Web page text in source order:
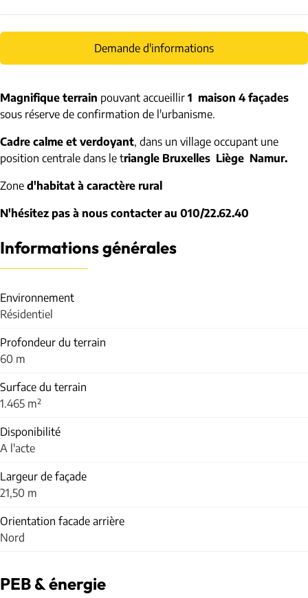
Demande d'informations
Magnifique terrain pouvant accueillir 1 maison 4 façades
sous réserve de confirmation de l'urbanisme.
Cadre calme et verdoyant, dans un village occupant une
position centrale dans le triangle Bruxelles Liège Namur.
Zone d'habitat à caractère rural
N'hésitez pas à nous contacter au 010/22.62.40
Informations générales
Environnement
Résidentiel
Profondeur du terrain
60 m
Surface du terrain
1.465 m²
Disponibilité
A l'acte
Largeur de façade
21,50 m
Orientation facade arrière
Nord
PEB & énergie